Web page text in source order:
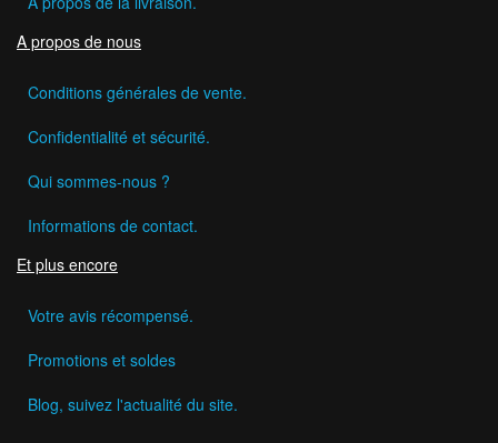
A propos de nous
Conditions générales de vente.
Confidentialité et sécurité.
Qui sommes-nous ?
Informations de contact.
Et plus encore
Votre avis récompensé.
Promotions et soldes
Blog, suivez l'actualité du site.